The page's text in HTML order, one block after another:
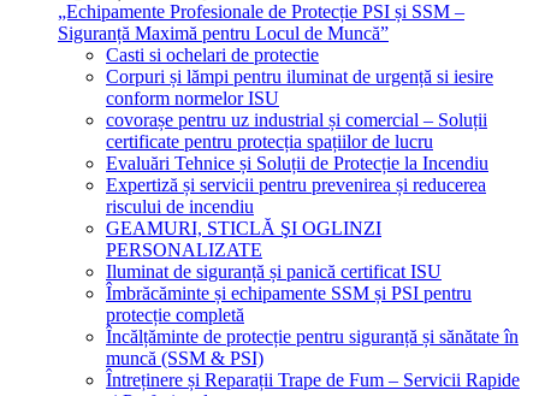
„Echipamente Profesionale de Protecție PSI și SSM –
Siguranță Maximă pentru Locul de Muncă”
Casti si ochelari de protectie
Corpuri și lămpi pentru iluminat de urgență si iesire
conform normelor ISU
covorașe pentru uz industrial și comercial – Soluții
certificate pentru protecția spațiilor de lucru
Evaluări Tehnice și Soluții de Protecție la Incendiu
Expertiză și servicii pentru prevenirea și reducerea
riscului de incendiu
GEAMURI, STICLĂ ŞI OGLINZI
PERSONALIZATE
Iluminat de siguranță și panică certificat ISU
Îmbrăcăminte și echipamente SSM și PSI pentru
protecție completă
Încălțăminte de protecție pentru siguranță și sănătate în
muncă (SSM & PSI)
Întreținere și Reparații Trape de Fum – Servicii Rapide